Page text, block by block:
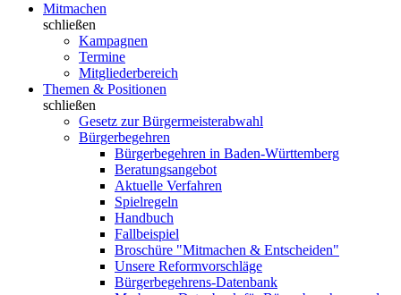
Mitmachen
schließen
Kampagnen
Termine
Mitgliederbereich
Themen & Positionen
schließen
Gesetz zur Bürgermeisterabwahl
Bürgerbegehren
Bürgerbegehren in Baden-Württemberg
Beratungsangebot
Aktuelle Verfahren
Spielregeln
Handbuch
Fallbeispiel
Broschüre "Mitmachen & Entscheiden"
Unsere Reformvorschläge
Bürgerbegehrens-Datenbank